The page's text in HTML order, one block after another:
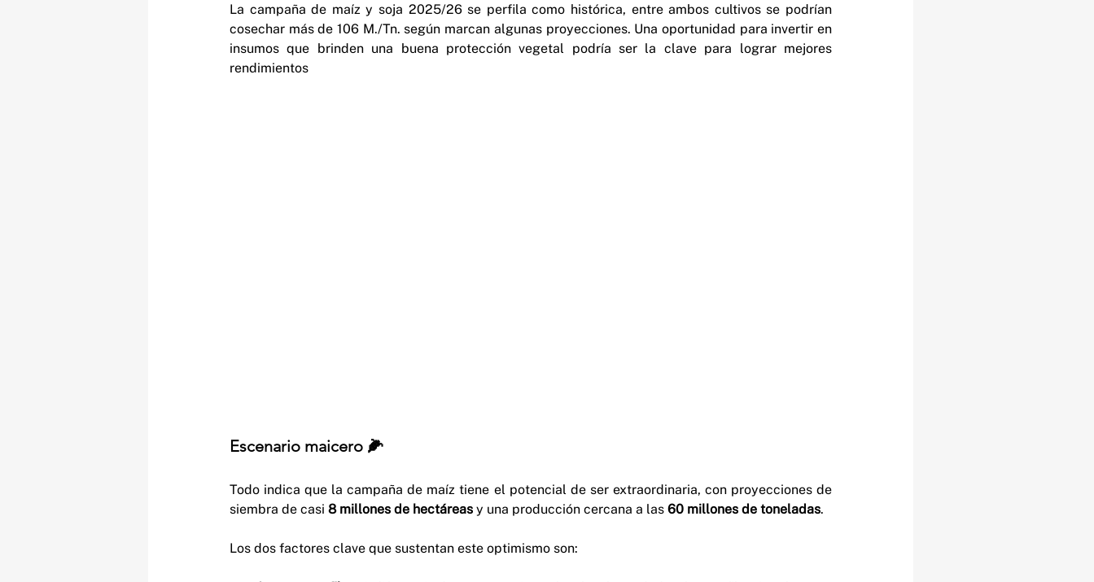
La campaña de maíz y soja 2025/26 se perfila como histórica, entre ambos cultivos se podrían
cosechar más de 106 M./Tn. según marcan algunas proyecciones. Una oportunidad para invertir en
insumos que brinden una buena protección vegetal podría ser la clave para lograr mejores
rendimientos
Escenario maicero 🌽
Todo indica que la campaña de maíz tiene el potencial de ser extraordinaria, con proyecciones de
siembra de casi 8 millones de hectáreas y una producción cercana a las 60 millones de toneladas.
Los dos factores clave que sustentan este optimismo son: